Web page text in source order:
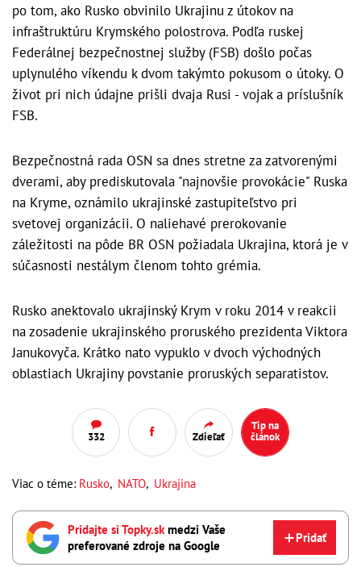
po tom, ako Rusko obvinilo Ukrajinu z útokov na
infraštruktúru Krymského polostrova. Podľa ruskej
Federálnej bezpečnostnej služby (FSB) došlo počas
uplynulého víkendu k dvom takýmto pokusom o útoky. O
život pri nich údajne prišli dvaja Rusi - vojak a príslušník
FSB.
Bezpečnostná rada OSN sa dnes stretne za zatvorenými
dverami, aby prediskutovala "najnovšie provokácie" Ruska
na Kryme, oznámilo ukrajinské zastupiteľstvo pri
svetovej organizácii. O naliehavé prerokovanie
záležitosti na pôde BR OSN požiadala Ukrajina, ktorá je v
súčasnosti nestálym členom tohto grémia.
Rusko anektovalo ukrajinský Krym v roku 2014 v reakcii
na zosadenie ukrajinského proruského prezidenta Viktora
Janukovyča. Krátko nato vypuklo v dvoch východných
oblastiach Ukrajiny povstanie proruských separatistov.
332 Zdieľať
Tip na
článok
Viac o téme: Rusko, NATO, Ukrajina
Pridajte si Topky.skmedzi Vaše
preferované zdroje na Google
Pridať